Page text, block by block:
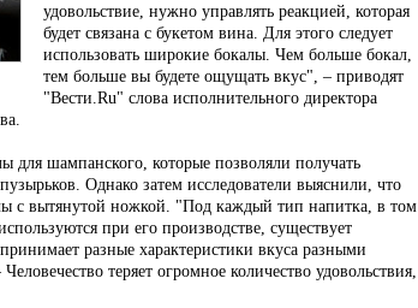
удовольствие, нужно управлять реакцией, которая
будет связана с букетом вина. Для этого следует
использовать широкие бокалы. Чем больше бокал,
тем больше вы будете ощущать вкус", – приводят
"Вести.Ru" слова исполнительного директора
шампанского, которые позволяли получать
Однако затем исследователи выяснили, что
с вытянутой ножкой. "Под каждый тип напитка, в том
при его производстве, существует
разные характеристики вкуса разными
теряет огромное количество удовольствия,